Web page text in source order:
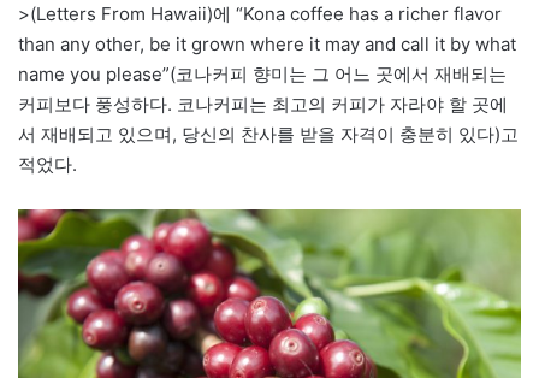
>(Letters From Hawaii)에 “Kona coffee has a richer flavor
than any other, be it grown where it may and call it by what
name you please”(코나커피 향미는 그 어느 곳에서 재배되는
커피보다 풍성하다. 코나커피는 최고의 커피가 자라야 할 곳에
서 재배되고 있으며, 당신의 찬사를 받을 자격이 충분히 있다)고
적었다.